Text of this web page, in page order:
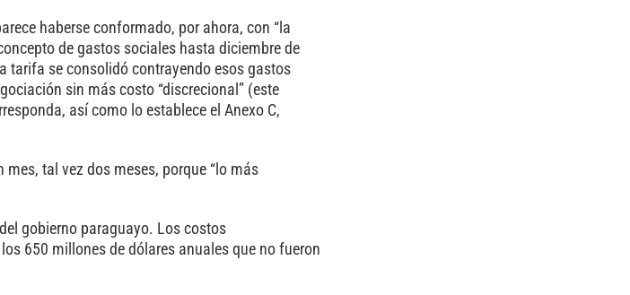
haberse conformado, por ahora, con “la
de gastos sociales hasta diciembre de
tarifa se consolidó contrayendo esos gastos
sin más costo “discrecional” (este
así como lo establece el Anexo C,
tal vez dos meses, porque “lo más
gobierno paraguayo. Los costos
650 millones de dólares anuales que no fueron